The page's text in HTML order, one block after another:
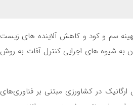
سم و کود و کاهش آلاینده های زیست
شیوه های اجرایی کنترل آفات به روش
ارگانیک در کشاورزی مبتنی بر فناوری‌های